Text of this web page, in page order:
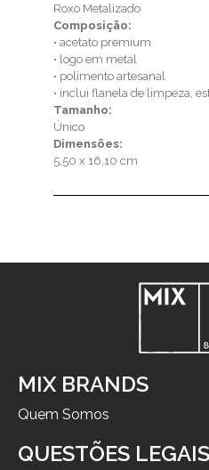
Roxo Metalizado
Composição:
• acetato premium
• logo em metal
• polimento artesanal
• inclui flanela de limpeza,
Tamanho:
Único
Dimensões:
5,50 x 16,10 cm
MIX BRANDS
Quem Somos
QUESTÕES LEGAIS